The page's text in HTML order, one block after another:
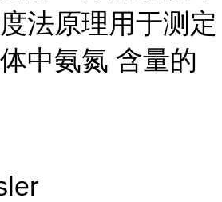
法原理用于测定
中氨氮 含量的